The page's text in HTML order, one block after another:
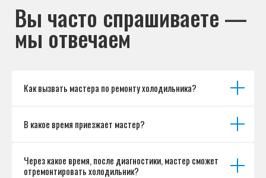
Как вызвать мастера по ремонту холодильника?
В какое время приезжает мастер?
Через какое время, после диагностики, мастер сможет
отремонтировать холодильник?
© Сервисный центр «Морозилка.com».
Ремонт холодильников на дому в Москве
и Московской области
Политика обработки персональных данных
Разработка сайта